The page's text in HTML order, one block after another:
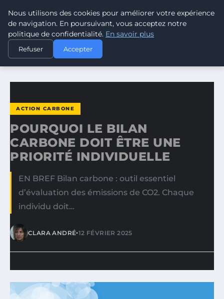
CLIMATE RESPONSE BLOG
ACCUEIL
ACTION CARBONE
POURQUOI LE BILAN CARBONE DOIT ÊTRE UNE PRIORITÉ…
ACTION CARBONE
POURQUOI LE BILAN
CARBONE DOIT ÊTRE UNE
PRIORITÉ INDIVIDUELLE
EN BREF Bilan carbone : outil essentiel
d’évaluation des émissions de CO2. Chaque
individu doit…
CLARA ANDRÉ•12 FÉVRIER 2025
Nous utilisons des cookies pour améliorer votre expérience
de navigation. En poursuivant, vous acceptez notre
politique de confidentialité. En savoir plus
Refuser Accepter